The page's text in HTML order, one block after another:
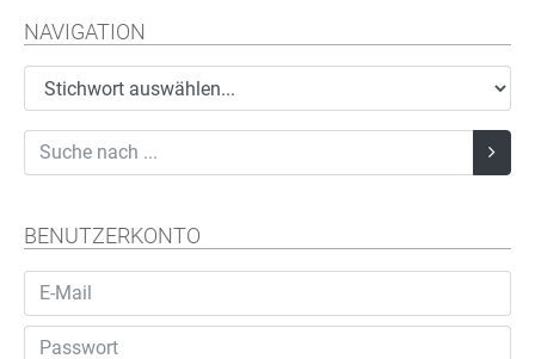
NAVIGATION
BENUTZERKONTO